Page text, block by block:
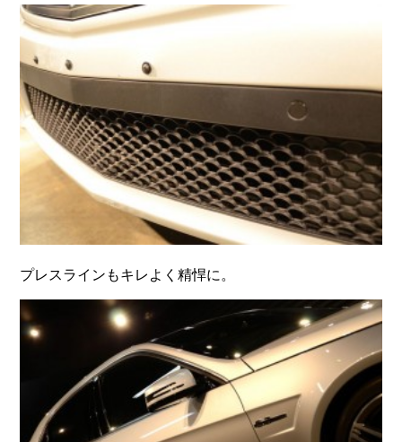
プレスラインもキレよく精悍に。